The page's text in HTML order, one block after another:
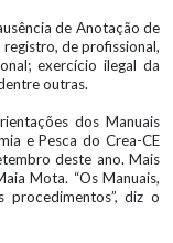
de Anotação de
de profissional,
exercício ilegal da
outras.
dos Manuais
e Pesca do Crea-CE
deste ano. Mais
Mota. “Os Manuais,
diz o